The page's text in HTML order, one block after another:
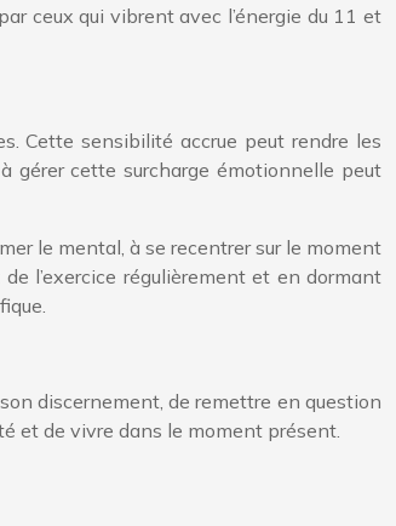
ceux qui vibrent avec l’énergie du 11 et
Cette sensibilité accrue peut rendre les
gérer cette surcharge émotionnelle peut
le mental, à se recentrer sur le moment
l’exercice régulièrement et en dormant
discernement, de remettre en question
et de vivre dans le moment présent.